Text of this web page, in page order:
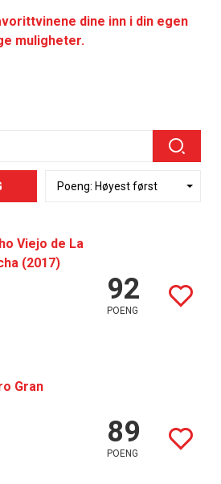
dine inn i din egen
muligheter.
Viejo de La
(2017)
92
POENG
Gran
89
POENG